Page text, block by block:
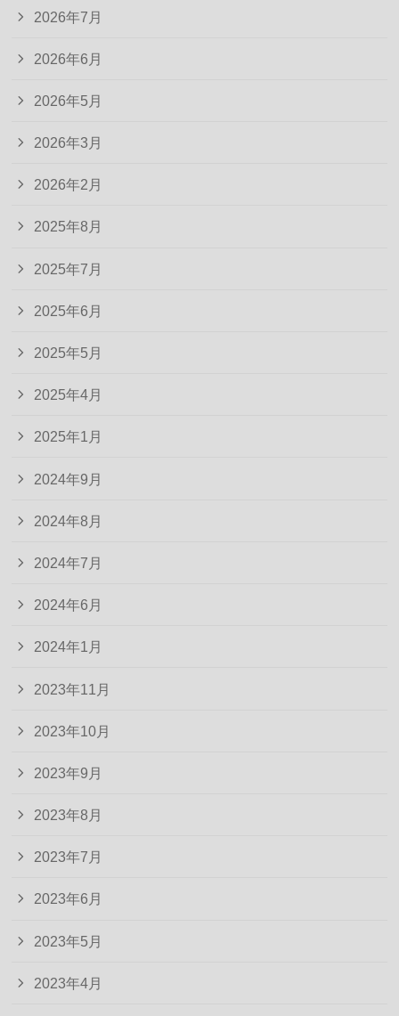
2026年7月
2026年6月
2026年5月
2026年3月
2026年2月
2025年8月
2025年7月
2025年6月
2025年5月
2025年4月
2025年1月
2024年9月
2024年8月
2024年7月
2024年6月
2024年1月
2023年11月
2023年10月
2023年9月
2023年8月
2023年7月
2023年6月
2023年5月
2023年4月